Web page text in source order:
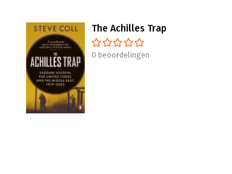
The Achilles Trap
0 beoordelingen